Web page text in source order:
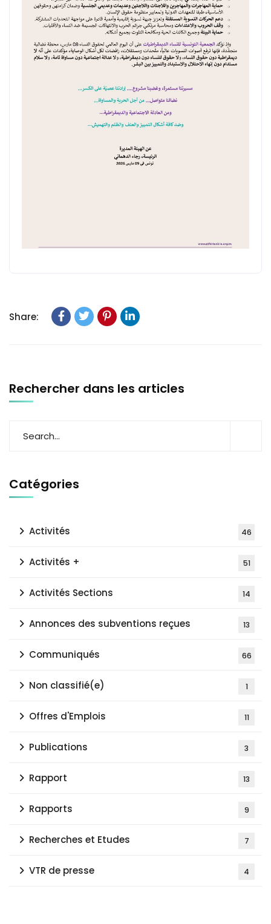
Share:
Rechercher dans les articles
Catégories
Activités 46
Activités + 51
Activités Sections 14
Annonces des subventions reçues 13
Communiqués 66
Non classifié(e) 1
Offres d'Emplois 11
Publications 3
Rapport 13
Rapports 9
Recherches et Etudes 7
VTR de presse 4